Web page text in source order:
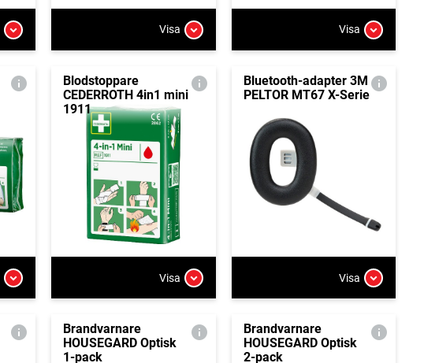
Visa Visa
Blodstoppare
CEDERROTH 4in1 mini
1911
Visa
Bluetooth-adapter 3M
PELTOR MT67 X-Serie
Visa
Brandvarnare
HOUSEGARD Optisk
1-pack
Brandvarnare
HOUSEGARD Optisk
2-pack